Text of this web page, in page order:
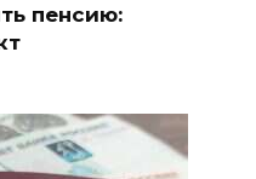
пенсию: